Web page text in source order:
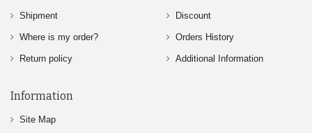
Shipment
Where is my order?
Return policy
Discount
Orders History
Additional Information
Information
Site Map